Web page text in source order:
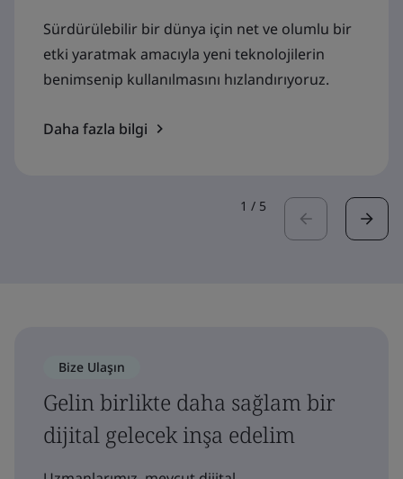
Sürdürülebilir bir dünya için net ve olumlu bir
etki yaratmak amacıyla yeni teknolojilerin
benimsenip kullanılmasını hızlandırıyoruz.
Daha fazla bilgi
1 / 5
Bize Ulaşın
Gelin birlikte daha sağlam bir
dijital gelecek inşa edelim